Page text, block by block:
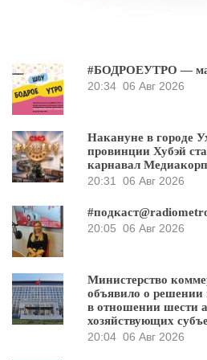
#БОДРОЕУТРО —
20:34 06 Авг 2026
Накануне в городе
провинции Хубэй
карнавал
20:31
06 Авг 2026
20:05 06 Авг 2026
Министерство
объявило о
в отношении шести
хозяйствующих
20:04 06 Авг 2026